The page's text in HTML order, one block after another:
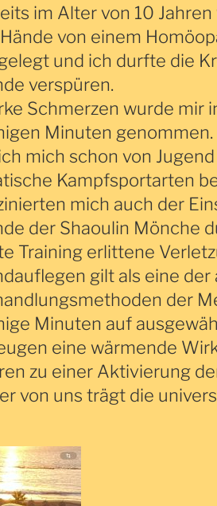
im Alter von 10
von einem
und ich durfte die
verspüren.
Schmerzen wurde mir
Minuten genommen.
mich schon von
Kampfsportarten
mich auch der
der Shaoulin Mönche
Training erlittene
gilt als eine der
der
Minuten auf
eine wärmende
zu einer Aktivierung
von uns trägt die